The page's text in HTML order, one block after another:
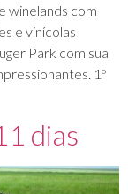
winelands com
e vinícolas
Park com sua
1º
dias